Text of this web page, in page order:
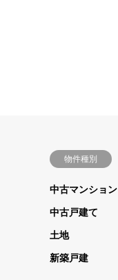
物件種別
中古マンション
中古戸建て
土地
新築戸建